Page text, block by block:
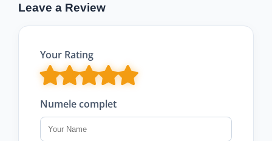
Leave a Review
Your Rating
Numele complet